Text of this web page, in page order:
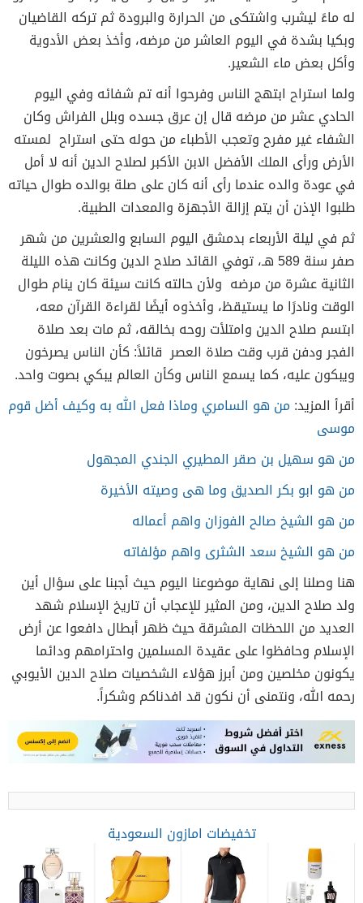
له ماءً ليشرب واشتكى من الحرارة والبرودة ثم تركه القاضيان
وبكيا بشدة في اليوم العاشر من مرضه، وأخذ بعض الأدوية
وأكل بعض ماء الشعير.
ولما استراح ابتهج الناس وفرحوا أنه تم شفائه وفي اليوم
الحادي عشر من مرضه قال إن عرق جسده وبلل الفراش وكان
الشفاء غير مفرح وتعجب الأطباء من حوله حتى استراح لمسته
الأرض ورأى الملك الأفضل الابن الأكبر لصلاح الدين أنه لا أمل
في عودة والده عندما رأى أنه كان على صلة بوالده طوال حياته
طلبوا الإذن أن يتم إزالة الأجهزة والمعدات الطبية.
ثم في ليلة الأربعاء بدمشق اليوم السابع والعشرين من شهر
صفر سنة 589 هـ، توفي القائد صلاح الدين وكانت هذه الليلة
الثانية عشرة من مرضه ولأن حالته كانت سيئة كان ينام طوال
الوقت ونادرًا ما يستيقظ، وأخذوه أيضًا لقراءة القرآن معه،
ابتسم صلاح الدين وامتلأت روحه بخالقه، ثم مات بعد صلاة
الفجر ودفن قرب وقت صلاة العصر قائلاً: كأن الناس يصرخون
ويبكون عليه، كما يسمع الناس وكأن العالم يبكي بصوت واحد.
أقرأ المزيد:من هو السامري وماذا فعل الله به وكيف أضل قوم
موسى
من هو سهيل بن صقر المطيري الجندي المجهول
من هو ابو بكر الصديق وما هى وصيته الأخيرة
من هو الشيخ صالح الفوزان واهم أعماله
من هو الشيخ سعد الشثرى واهم مؤلفاته
هنا وصلنا إلى نهاية موضوعنا اليوم حيث أجبنا على سؤال أين
ولد صلاح الدين، ومن المثير للإعجاب أن تاريخ الإسلام شهد
العديد من اللحظات المشرقة حيث ظهر أبطال دافعوا عن أرض
الإسلام وحافظوا على عقيدة المسلمين واحترامهم ودائما
يكونون مخلصين ومن أبرز هؤلاء الشخصيات صلاح الدين الأيوبي
رحمه الله، ونتمنى أن نكون قد افدناكم وشكراً.
تخفيضات امازون السعودية